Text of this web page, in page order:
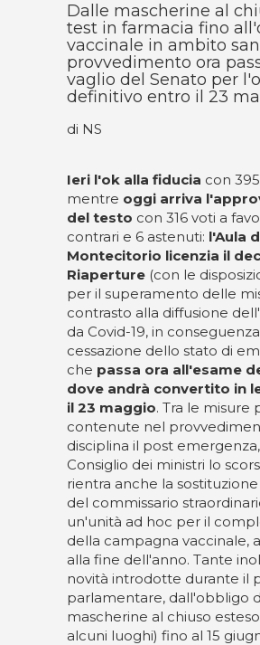
Dalle mascherine al
test in farmacia fino
vaccinale in ambito
provvedimento ora
vaglio del Senato per
definitivo entro il 23
di NS
Ieri l'ok alla fiducia con
mentre oggi arriva
del testo con 316 voti a
contrari e 6 astenuti: l'Aula
Montecitorio licenzia il
Riaperture (con le
per il superamento delle
contrasto alla diffusione
da Covid-19, in
cessazione dello stato di
che passa ora all'esame
dove andrà convertito in
il 23 maggio. Tra le misure
contenute nel
disciplina il post
Consiglio dei ministri lo
rientra anche la
del commissario
un'unità ad hoc per il
della campagna vaccinale,
alla fine dell'anno. Tante
novità introdotte durante il
parlamentare, dall'obbligo
mascherine al chiuso
alcuni luoghi) fino al 15